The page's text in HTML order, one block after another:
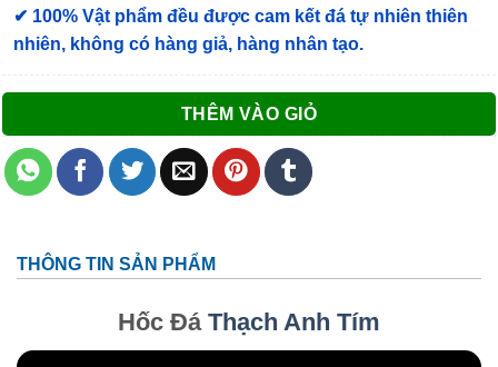
✔ 100% Vật phẩm đều được cam kết đá tự nhiên thiên
nhiên, không có hàng giả, hàng nhân tạo.
THÊM VÀO GIỎ
THÔNG TIN SẢN PHẨM
Hốc Đá Thạch Anh Tím